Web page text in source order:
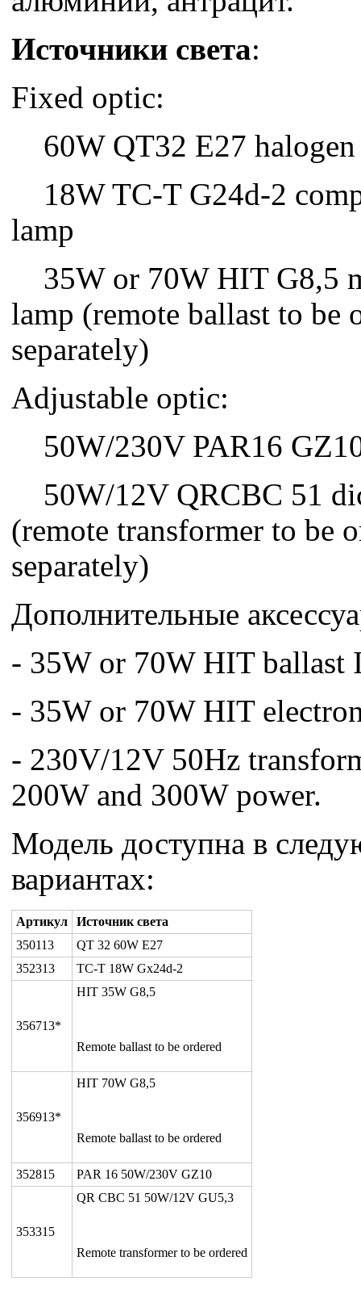
Источники света:
Fixed optic:
60W QT32 E27
18W TC-T G24d-2
lamp
35W or 70W HIT G8,5
lamp (remote ballast to be
separately)
Adjustable optic:
50W/230V PAR16
50W/12V QRCBC 51
(remote transformer to be
separately)
Дополнительные
- 35W or 70W HIT ballast
- 35W or 70W HIT
- 230V/12V 50Hz
200W and 300W power.
Модель доступна в
вариантах:
Артикул
Источник света
350113
QT 32 60W E27
352313
TC-T 18W Gx24d-2
356713*
HIT 35W G8,5
Remote ballast to be ordered
356913*
HIT 70W G8,5
Remote ballast to be ordered
352815 PAR 16 50W/230V GZ10
353315
QR CBC 51 50W/12V GU5,3
Remote transformer to be ordered